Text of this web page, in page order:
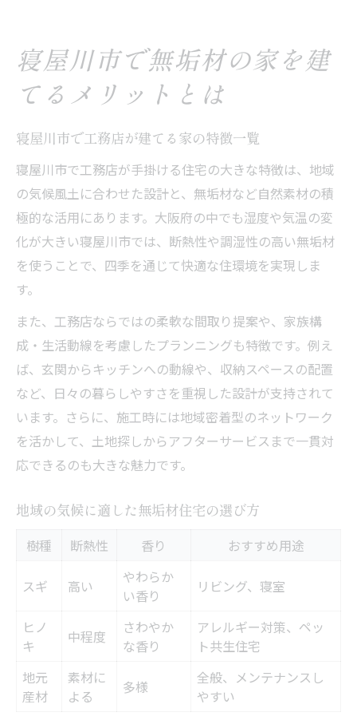
寝屋川市で無垢材の家を建
てるメリットとは
寝屋川市で工務店が建てる家の特徴一覧
寝屋川市で工務店が手掛ける住宅の大きな特徴は、地域
の気候風土に合わせた設計と、無垢材など自然素材の積
極的な活用にあります。大阪府の中でも湿度や気温の変
化が大きい寝屋川市では、断熱性や調湿性の高い無垢材
を使うことで、四季を通じて快適な住環境を実現しま
す。
また、工務店ならではの柔軟な間取り提案や、家族構
成・生活動線を考慮したプランニングも特徴です。例え
ば、玄関からキッチンへの動線や、収納スペースの配置
など、日々の暮らしやすさを重視した設計が支持されて
います。さらに、施工時には地域密着型のネットワーク
を活かして、土地探しからアフターサービスまで一貫対
応できるのも大きな魅力です。
地域の気候に適した無垢材住宅の選び方
樹種 断熱性 香り おすすめ用途
スギ 高い
やわらか
い香り
リビング、寝室
ヒノ
キ
中程度
さわやか
な香り
アレルギー対策、ペッ
ト共生住宅
地元
産材
素材に
よる
多様
全般、メンテナンスし
やすい